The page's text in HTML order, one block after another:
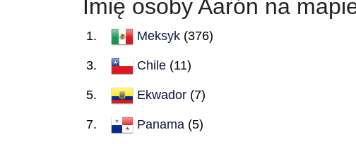
Imię osoby Aarón na
Meksyk (376)
Chile (11)
Ekwador (7)
Panama (5)